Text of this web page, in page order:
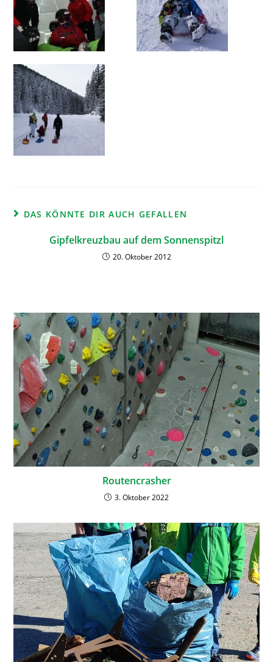
DAS KÖNNTE DIR AUCH GEFALLEN
Gipfelkreuzbau auf dem Sonnenspitzl
20. Oktober 2012
Routencrasher
3. Oktober 2022